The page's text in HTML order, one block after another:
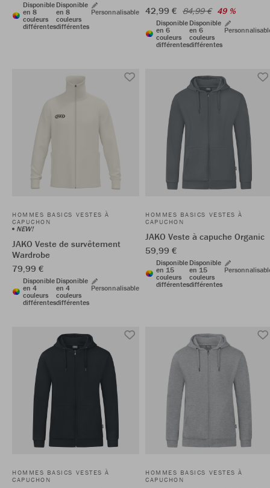
Disponible
en 8
couleurs
différentes
Disponible
en 8
couleurs
différentes
Personnalisable
42,99 € 84,99 € 49 %
Disponible
en 6
couleurs
différentes
Disponible
en 6
couleurs
différentes
HOMMES BASICS VESTES À
CAPUCHON
NEW!
JAKO Veste de survêtement
Wardrobe
79,99 €
Disponible
en 4
couleurs
différentes
Disponible
en 4
couleurs
différentes
Personnalisable
HOMMES BASICS VESTES À
CAPUCHON
JAKO Veste à capuche Organic
59,99 €
Disponible
en 15
couleurs
différentes
Disponible
en 15
couleurs
différentes
HOMMES BASICS VESTES À
CAPUCHON
HOMMES BASICS VESTES À
CAPUCHON